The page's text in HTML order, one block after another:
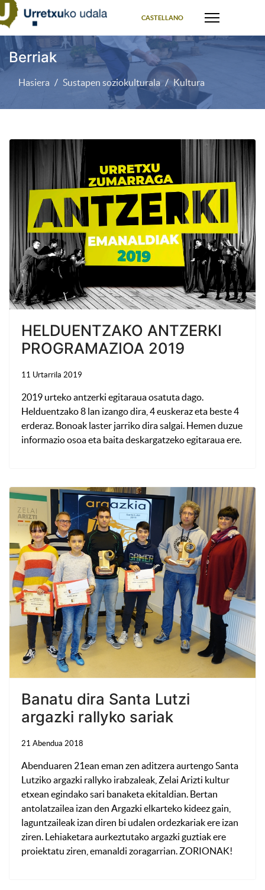
CASTELLANO
Berriak
Hasiera Sustapen soziokulturala Kultura
HELDUENTZAKO ANTZERKI
PROGRAMAZIOA 2019
11 Urtarrila 2019
2019 urteko antzerki egitaraua osatuta dago.
Helduentzako 8 lan izango dira, 4 euskeraz eta beste 4
erderaz. Bonoak laster jarriko dira salgai. Hemen duzue
informazio osoa eta baita deskargatzeko egitaraua ere.
Banatu dira Santa Lutzi
argazki rallyko sariak
21 Abendua 2018
Abenduaren 21ean eman zen aditzera aurtengo Santa
Lutziko argazki rallyko irabzaleak, Zelai Arizti kultur
etxean egindako sari banaketa ekitaldian. Bertan
antolatzailea izan den Argazki elkarteko kideez gain,
laguntzaileak izan diren bi udalen ordezkariak ere izan
ziren. Lehiaketara aurkeztutako argazki guztiak ere
proiektatu ziren, emanaldi zoragarrian. ZORIONAK!